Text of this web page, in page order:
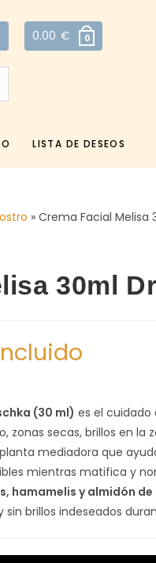
0.00 € 0
LISTA DE DESEOS
» Crema Facial Melisa
30ml
(30 ml) es el cuidado
secas, brillos en la
mediadora que
mientras matifica y
hamamelis y almidón
brillos indeseados